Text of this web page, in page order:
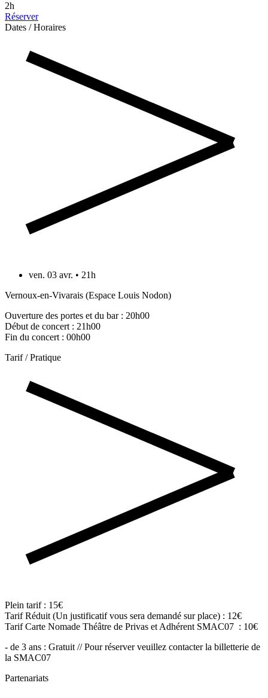
2h
Réserver
Dates / Horaires
ven. 03 avr. • 21h
Vernoux-en-Vivarais (Espace Louis Nodon)
Ouverture des portes et du bar : 20h00
Début de concert : 21h00
Fin du concert : 00h00
Tarif / Pratique
Plein tarif : 15€
Tarif Réduit (Un justificatif vous sera demandé sur place) : 12€
Tarif Carte Nomade Théâtre de Privas et Adhérent SMAC07 : 10€
- de 3 ans : Gratuit // Pour réserver veuillez contacter la billetterie de
la SMAC07
Partenariats